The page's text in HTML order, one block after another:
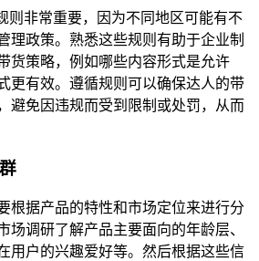
则非常重要，因为不同地区可能有不
理政策。熟悉这些规则有助于企业制
货策略，例如哪些内容形式是允许
更有效。遵循规则可以确保达人的带
避免因违规而受到限制或处罚，从而
根据产品的特性和市场定位来进行分
场调研了解产品主要面向的年龄层、
用户的兴趣爱好等。然后根据这些信